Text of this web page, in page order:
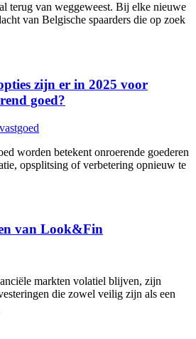
terug van weggeweest. Bij elke nieuwe
van Belgische spaarders die op zoek
zijn er in 2025 voor
goed?
worden betekent onroerende goederen
opsplitsing of verbetering opnieuw te
van Look&Fin
markten volatiel blijven, zijn
die zowel veilig zijn als een